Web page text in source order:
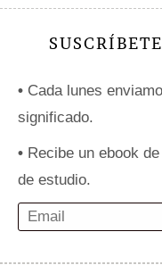
• Cada lunes
significado.
• Recibe un ebook
de estudio.